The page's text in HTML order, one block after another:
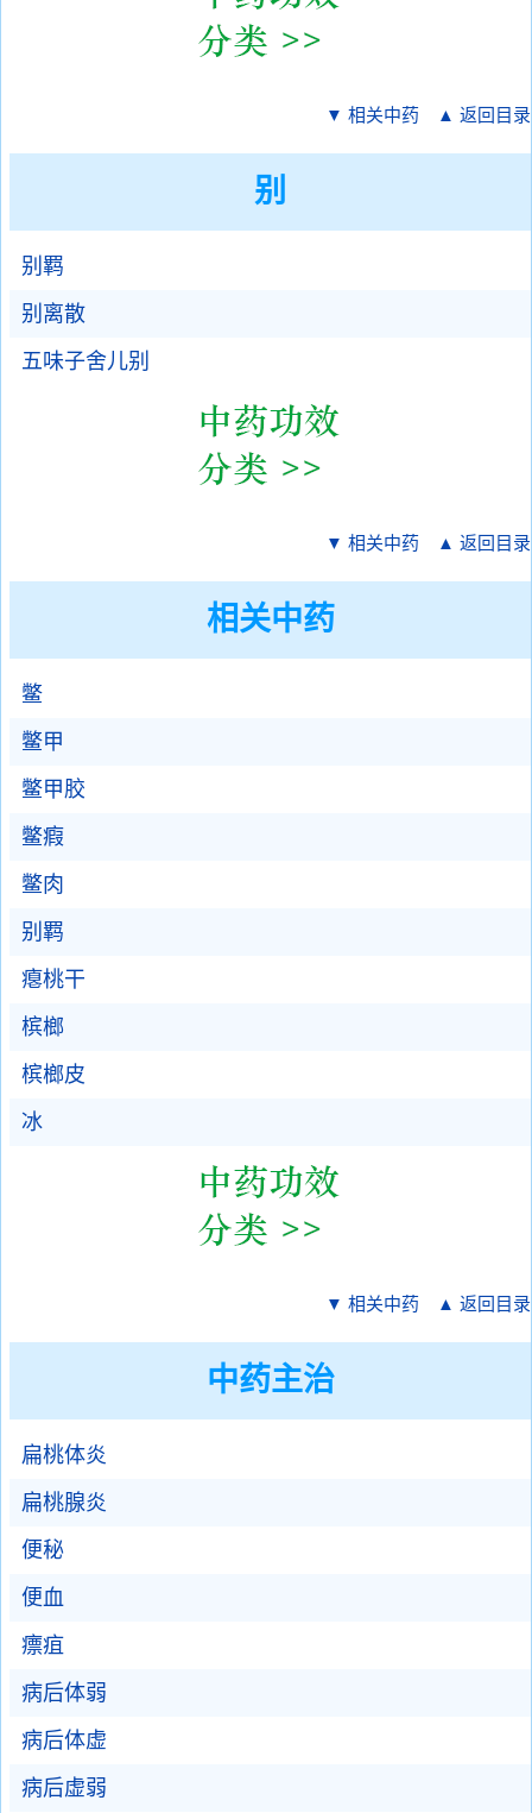
▼ 相关中药 ▲ 返回目录
别
别羁
别离散
五味子舍儿别
▼ 相关中药 ▲ 返回目录
相关中药
鳖
鳖甲
鳖甲胶
鳖瘕
鳖肉
别羁
瘪桃干
槟榔
槟榔皮
冰
▼ 相关中药 ▲ 返回目录
中药主治
扁桃体炎
扁桃腺炎
便秘
便血
瘭疽
病后体弱
病后体虚
病后虚弱